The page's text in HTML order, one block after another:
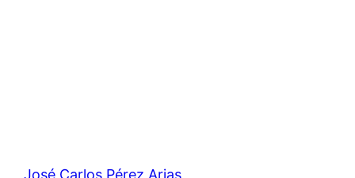
José Carlos Pérez Arias